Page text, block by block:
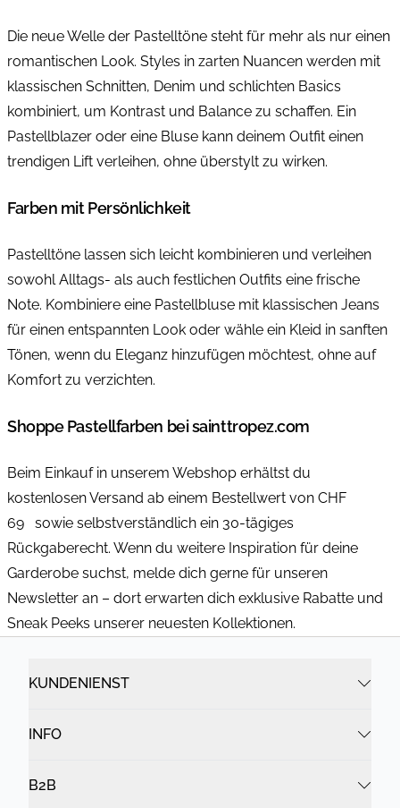
Die neue Welle der Pastelltöne steht für mehr als nur einen
romantischen Look. Styles in zarten Nuancen werden mit
klassischen Schnitten, Denim und schlichten Basics
kombiniert, um Kontrast und Balance zu schaffen. Ein
Pastellblazer oder eine Bluse kann deinem Outfit einen
trendigen Lift verleihen, ohne überstylt zu wirken.
Farben mit Persönlichkeit
Pastelltöne lassen sich leicht kombinieren und verleihen
sowohl Alltags- als auch festlichen Outfits eine frische
Note. Kombiniere eine Pastellbluse mit klassischen Jeans
für einen entspannten Look oder wähle ein Kleid in sanften
Tönen, wenn du Eleganz hinzufügen möchtest, ohne auf
Komfort zu verzichten.
Shoppe Pastellfarben bei sainttropez.com
Beim Einkauf in unserem Webshop erhältst du
kostenlosen Versand ab einem Bestellwert von CHF
69 sowie selbstverständlich ein 30-tägiges
Rückgaberecht. Wenn du weitere Inspiration für deine
Garderobe suchst, melde dich gerne für unseren
Newsletter an – dort erwarten dich exklusive Rabatte und
Sneak Peeks unserer neuesten Kollektionen.
KUNDENIENST
INFO
B2B